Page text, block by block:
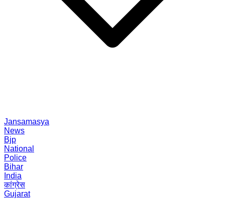
Jansamasya
News
Bjp
National
Police
Bihar
India
कांग्रेस
Gujarat